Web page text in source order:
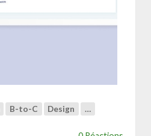
B-to-C Design …